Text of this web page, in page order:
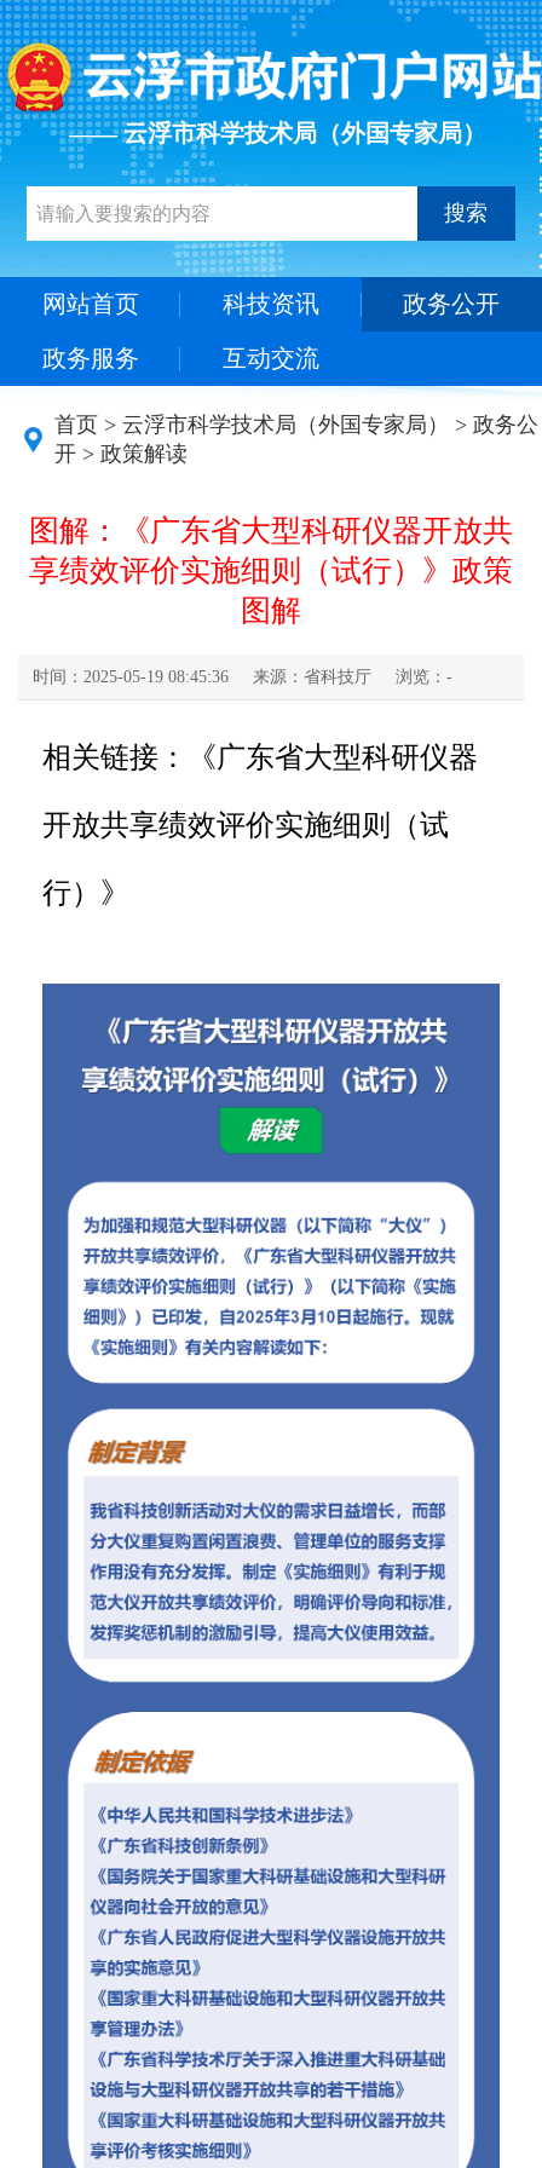
—— 云浮市科学技术局（外国专家局）
搜索
网站首页 科技资讯 政务公开
政务服务 互动交流
首页 > 云浮市科学技术局（外国专家局） > 政务公
开 > 政策解读
图解：《广东省大型科研仪器开放共
享绩效评价实施细则（试行）》政策
图解
时间：2025-05-19 08:45:36 来源：省科技厅 浏览： -
相关链接： 《广东省大型科研仪器
开放共享绩效评价实施细则（试
行）》